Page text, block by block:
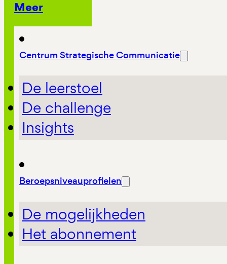
Meer
Centrum Strategische Communicatie
De leerstoel
De challenge
Insights
Beroepsniveauprofielen
De mogelijkheden
Het abonnement